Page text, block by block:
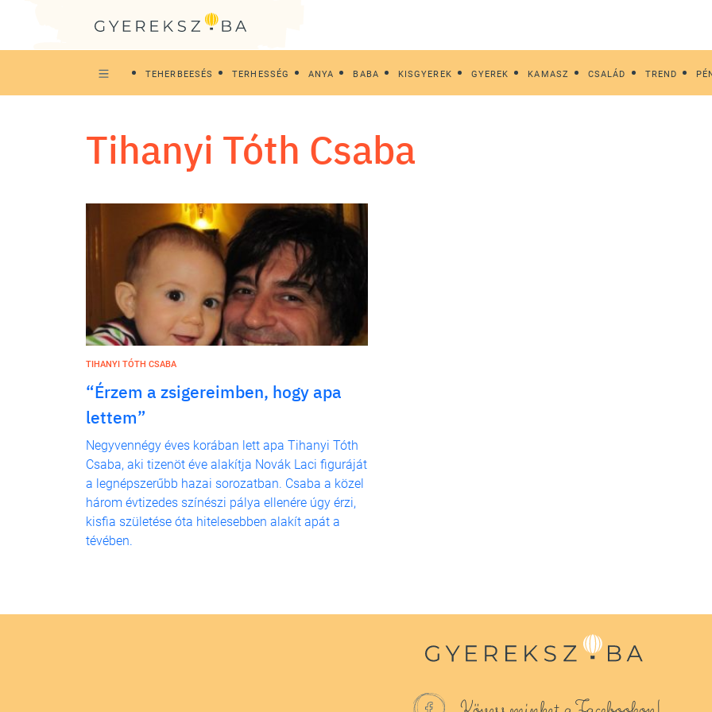
TEHERBEESÉS TERHESSÉG ANYA BABA KISGYEREK GYEREK KAMASZ CSALÁD TREND
Tihanyi Tóth Csaba
TIHANYI TÓTH CSABA
“Érzem a zsigereimben, hogy apa
lettem”
Negyvennégy éves korában lett apa Tihanyi Tóth
Csaba, aki tizenöt éve alakítja Novák Laci figuráját
a legnépszerűbb hazai sorozatban. Csaba a közel
három évtizedes színészi pálya ellenére úgy érzi,
kisfia születése óta hitelesebben alakít apát a
tévében.